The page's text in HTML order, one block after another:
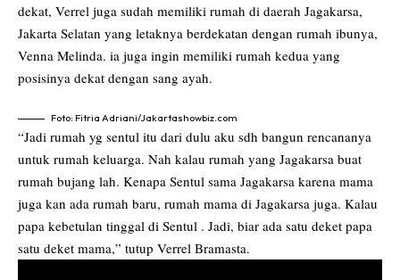
dekat, Verrel juga sudah memiliki rumah di daerah Jagakarsa,
Jakarta Selatan yang letaknya berdekatan dengan rumah ibunya,
Venna Melinda. ia juga ingin memiliki rumah kedua yang
posisinya dekat dengan sang ayah.
Foto: Fitria Adriani/Jakartashowbiz.com
“Jadi rumah yg sentul itu dari dulu aku sdh bangun rencananya
untuk rumah keluarga. Nah kalau rumah yang Jagakarsa buat
rumah bujang lah. Kenapa Sentul sama Jagakarsa karena mama
juga kan ada rumah baru, rumah mama di Jagakarsa juga. Kalau
papa kebetulan tinggal di Sentul . Jadi, biar ada satu deket papa
satu deket mama,” tutup Verrel Bramasta.